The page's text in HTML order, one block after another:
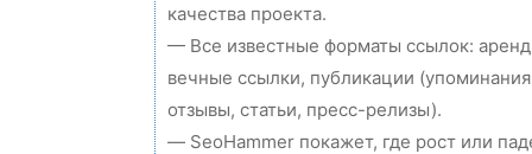
качества проекта.
— Все известные форматы ссылок:
вечные ссылки, публикации
отзывы, статьи, пресс-релизы).
— SeoHammer покажет, где рост или